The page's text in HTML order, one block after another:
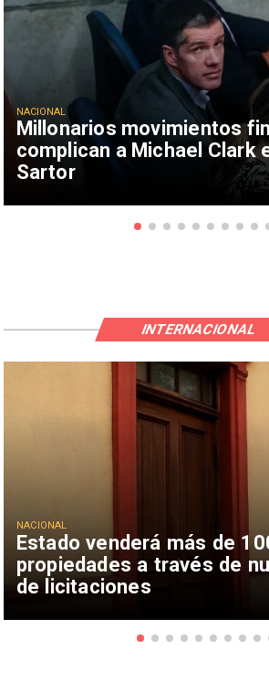
Millonarios movimientos
complican a Michael Clark
Sartor
NACIONAL
Estado venderá más de
propiedades a través de
de licitaciones
NACIONAL
INTERNACIONAL